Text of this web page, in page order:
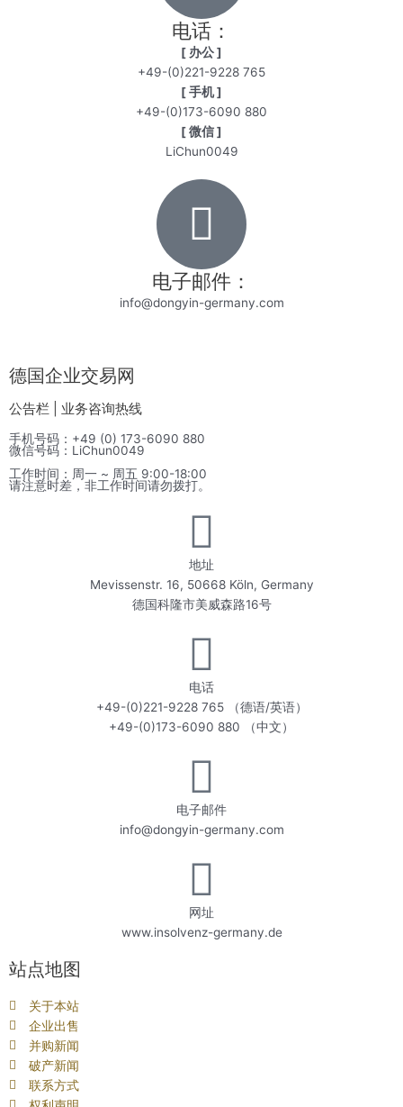
电话：
[ 办公 ]
+49-(0)221-9228 765
[ 手机 ]
+49-(0)173-6090 880
[ 微信 ]
LiChun0049
电子邮件：
info@dongyin-germany.com
德国企业交易网
公告栏 | 业务咨询热线
手机号码：+49 (0) 173-6090 880
微信号码：LiChun0049
工作时间：周一 ~ 周五 9:00-18:00
请注意时差，非工作时间请勿拨打。
地址
Mevissenstr. 16, 50668 Köln, Germany
德国科隆市美威森路16号
电话
+49-(0)221-9228 765 （德语/英语）
+49-(0)173-6090 880 （中文）
电子邮件
info@dongyin-germany.com
网址
www.insolvenz-germany.de
站点地图
关于本站
企业出售
并购新闻
破产新闻
联系方式